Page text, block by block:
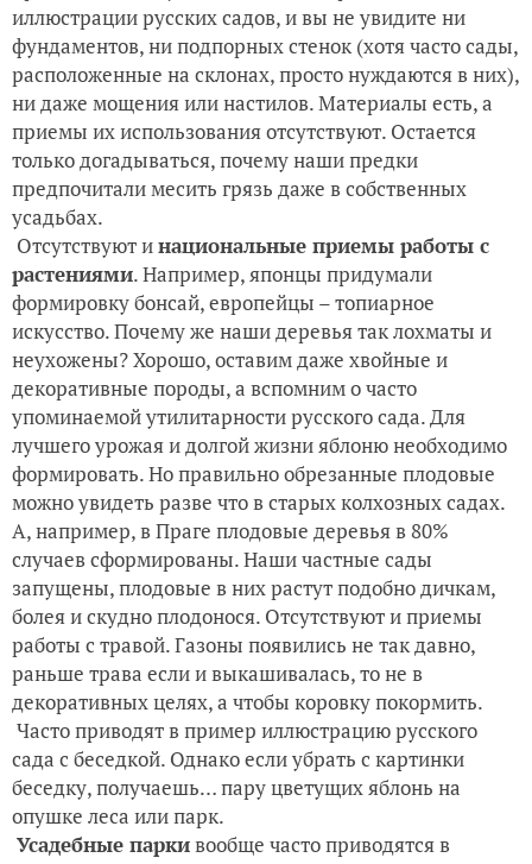
иллюстрации русских садов, и вы не увидите ни
фундаментов, ни подпорных стенок (хотя часто сады,
расположенные на склонах, просто нуждаются в них),
ни даже мощения или настилов. Материалы есть, а
приемы их использования отсутствуют. Остается
только догадываться, почему наши предки
предпочитали месить грязь даже в собственных
усадьбах.
Отсутствуют инациональные приемы работы с
растениями. Например, японцы придумали
формировку бонсай, европейцы – топиарное
искусство. Почему же наши деревья так лохматы и
неухожены? Хорошо, оставим даже хвойные и
декоративные породы, а вспомним о часто
упоминаемой утилитарности русского сада. Для
лучшего урожая и долгой жизни яблоню необходимо
формировать. Но правильно обрезанные плодовые
можно увидеть разве что в старых колхозных садах.
А, например, в Праге плодовые деревья в 80%
случаев сформированы. Наши частные сады
запущены, плодовые в них растут подобно дичкам,
болея и скудно плодонося. Отсутствуют и приемы
работы с травой. Газоны появились не так давно,
раньше трава если и выкашивалась, то не в
декоративных целях, а чтобы коровку покормить.
Часто приводят в пример иллюстрацию русского
сада с беседкой. Однако если убрать с картинки
беседку, получаешь… пару цветущих яблонь на
опушке леса или парк.
Усадебные паркивообще часто приводятся в